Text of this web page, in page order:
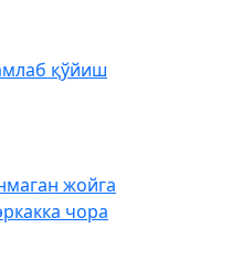
қўйиш
жойга
чора